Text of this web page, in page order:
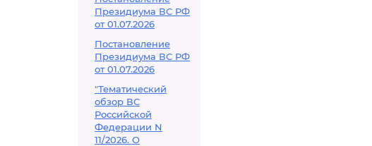
Президиума ВС РФ
от 01.07.2026
Постановление
Президиума ВС РФ
от 01.07.2026
"Тематический
обзор ВС
Российской
Федерации N
11/2026. О